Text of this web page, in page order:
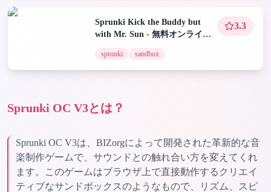
Sprunki Kick the Buddy but
with Mr. Sun - 無料オンライン
3.3
sprunki sandbox
Sprunki OC V3とは？
Sprunki OC V3は、BIZorgによって開発された革新的な音
楽制作ゲームで、サウンドとの触れ合い方を変えてくれ
ます。このゲームはブラウザ上で直接動作するクリエイ
ティブなサンドボックスのようなもので、リズム、スピ